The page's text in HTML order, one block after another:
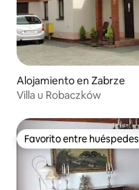
Alojamiento en Zabrze
Villa u Robaczków
Favorito entre huéspedes
Favorito entre huéspedes